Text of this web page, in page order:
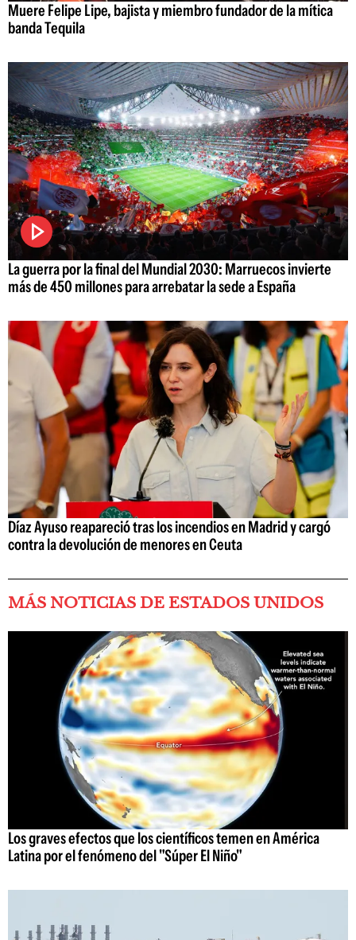
Muere Felipe Lipe, bajista y miembro fundador de la mítica
banda Tequila
La guerra por la final del Mundial 2030: Marruecos invierte
más de 450 millones para arrebatar la sede a España
Díaz Ayuso reapareció tras los incendios en Madrid y cargó
contra la devolución de menores en Ceuta
MÁS NOTICIAS DE ESTADOS UNIDOS
Los graves efectos que los científicos temen en América
Latina por el fenómeno del "Súper El Niño"